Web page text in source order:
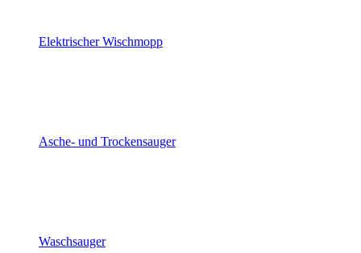
Elektrischer Wischmopp
Asche- und Trockensauger
Waschsauger